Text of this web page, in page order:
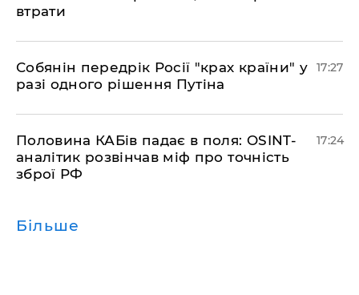
втрати
​Собянін передрік Росії "крах країни" у
разі одного рішення Путіна
17:27
​Половина КАБів падає в поля: OSINT-
аналітик розвінчав міф про точність
зброї РФ
17:24
Більше